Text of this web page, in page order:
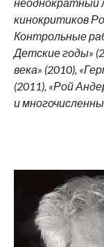
кинокритиков
Контрольные
Детские годы»
века» (2010),
(2011), «Рой
и